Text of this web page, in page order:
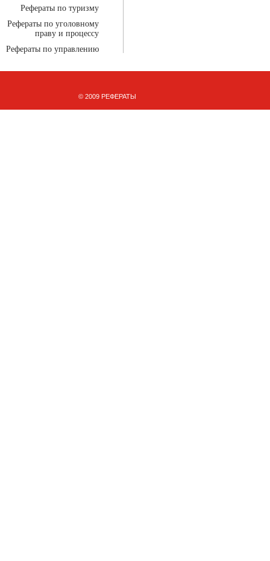
Рефераты по туризму
Рефераты по уголовному
праву и процессу
Рефераты по управлению
© 2009 РЕФЕРАТЫ